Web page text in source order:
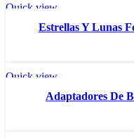
SOLD OU
Quick view
Estrellas Y Lunas
SOLD OU
Quick view
Adaptadores De